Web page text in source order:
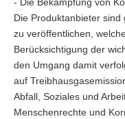
Die Produktanbieter
zu veröffentlichen,
Berücksichtigung der
den Umgang damit
auf
Abfall, Soziales und
Menschenrechte und